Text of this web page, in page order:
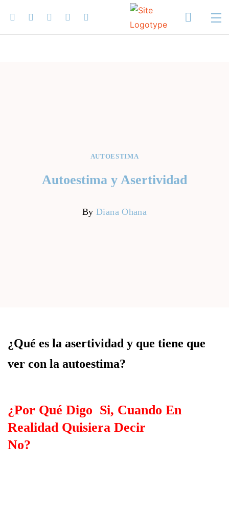
AUTOESTIMA
Autoestima y Asertividad
ByDiana Ohana
¿Qué es la asertividad y que tiene que
ver con la autoestima?
¿Por Qué Digo Si, Cuando En
Realidad Quisiera Decir
No?